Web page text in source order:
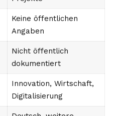
Keine öffentlichen
Angaben
Nicht öffentlich
dokumentiert
Innovation, Wirtschaft,
Digitalisierung